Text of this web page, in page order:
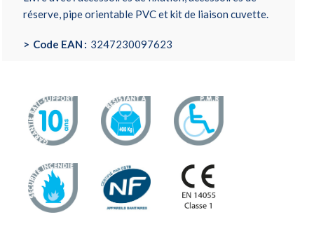
réserve, pipe orientable PVC et kit de liaison cuvette.
Code EAN 3247230097623